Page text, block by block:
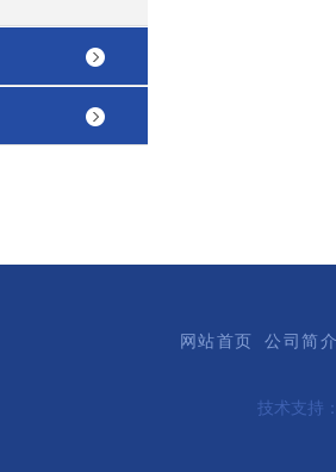
网站首页 公司简
技术支持